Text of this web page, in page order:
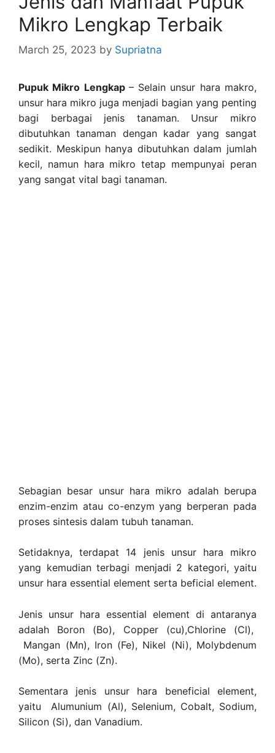
Mikro Lengkap Terbaik
March 25, 2023 by Supriatna
Pupuk Mikro Lengkap – Selain unsur hara makro,
unsur hara mikro juga menjadi bagian yang penting
bagi berbagai jenis tanaman. Unsur mikro
dibutuhkan tanaman dengan kadar yang sangat
sedikit. Meskipun hanya dibutuhkan dalam jumlah
kecil, namun hara mikro tetap mempunyai peran
yang sangat vital bagi tanaman.
Sebagian besar unsur hara mikro adalah berupa
enzim-enzim atau co-enzym yang berperan pada
proses sintesis dalam tubuh tanaman.
Setidaknya, terdapat 14 jenis unsur hara mikro
yang kemudian terbagi menjadi 2 kategori, yaitu
unsur hara essential element serta beficial element.
Jenis unsur hara essential element di antaranya
adalah Boron (Bo), Copper (cu),Chlorine (Cl),
Mangan (Mn), Iron (Fe), Nikel (Ni), Molybdenum
(Mo), serta Zinc (Zn).
Sementara jenis unsur hara beneficial element,
yaitu Alumunium (Al), Selenium, Cobalt, Sodium,
Silicon (Si), dan Vanadium.